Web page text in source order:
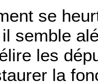
se
semble
les
la